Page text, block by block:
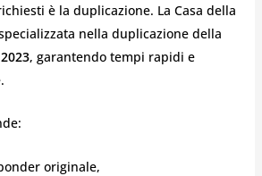
è la duplicazione. La Casa della
nella duplicazione della
, garantendo tempi rapidi e
originale,